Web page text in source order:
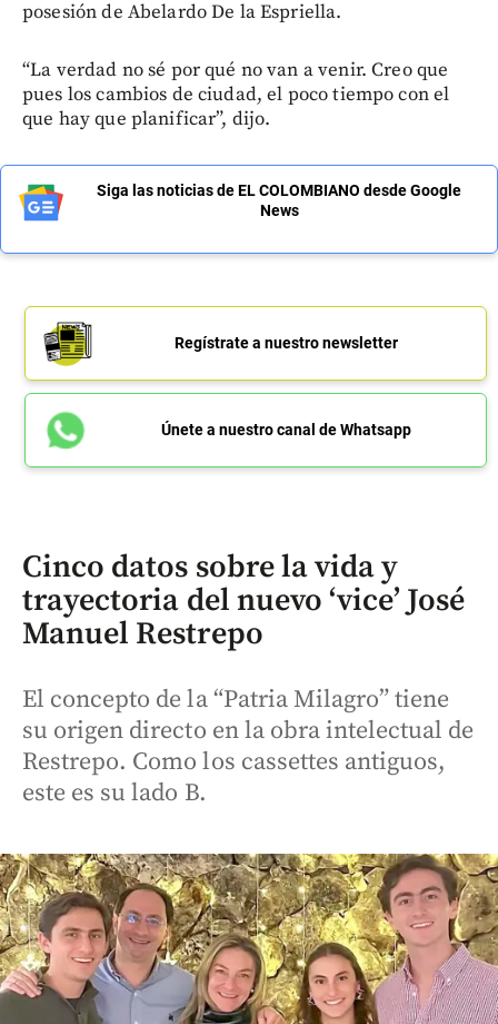
posesión de Abelardo De la Espriella.
“La verdad no sé por qué no van a venir. Creo que
pues los cambios de ciudad, el poco tiempo con el
que hay que planificar”, dijo.
Siga las noticias de EL COLOMBIANO desde Google
News
Regístrate a nuestro newsletter
Únete a nuestro canal de Whatsapp
Cinco datos sobre la vida y
trayectoria del nuevo ‘vice’ José
Manuel Restrepo
El concepto de la “Patria Milagro” tiene
su origen directo en la obra intelectual de
Restrepo. Como los cassettes antiguos,
este es su lado B.